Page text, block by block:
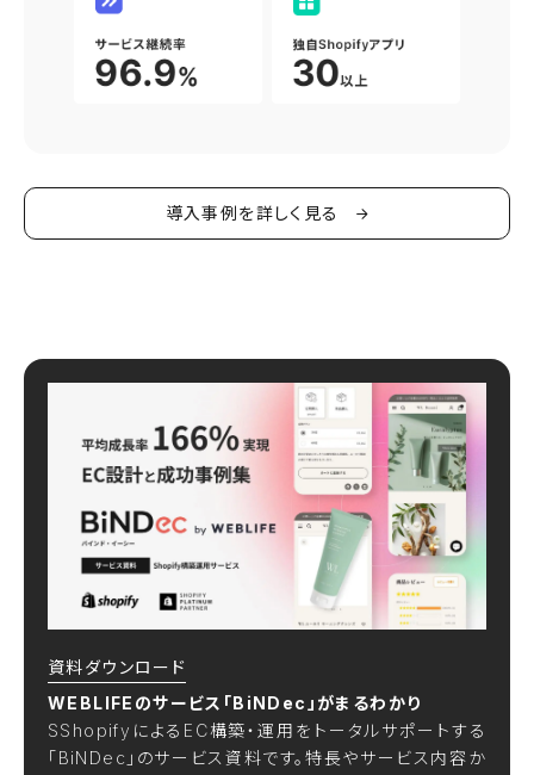
導入事例を詳しく見る
資料ダウンロード
WEBLIFEのサービス「BiNDec」がまるわかり
SShopifyによるEC構築・運用をトータルサポートする
「BiNDec」のサービス資料です。特長やサービス内容か